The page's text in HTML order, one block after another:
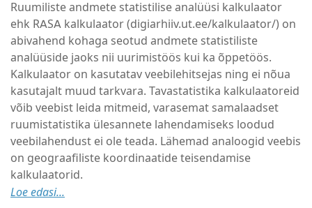
Ruumiliste andmete statistilise analüüsi kalkulaator
ehk RASA kalkulaator (digiarhiiv.ut.ee/kalkulaator/) on
abivahend kohaga seotud andmete statistiliste
analüüside jaoks nii uurimistöös kui ka õppetöös.
Kalkulaator on kasutatav veebilehitsejas ning ei nõua
kasutajalt muud tarkvara. Tavastatistika kalkulaatoreid
võib veebist leida mitmeid, varasemat samalaadset
ruumi­statistika ülesannete lahendamiseks loodud
veebilahendust ei ole teada. Lähemad analoogid veebis
on geograafiliste koordinaatide teisendamise
kalkulaatorid.
Loe edasi...